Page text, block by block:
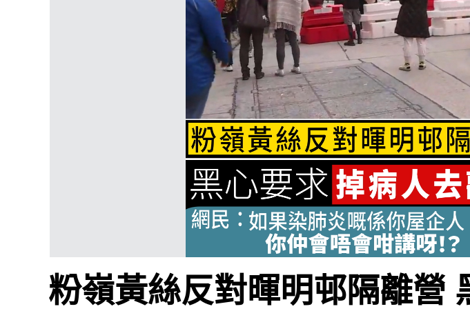
粉嶺黃絲反對暉明邨隔離營